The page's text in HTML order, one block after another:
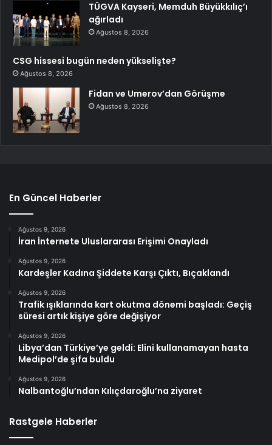
TÜGVA Kayseri, Memduh Büyükkılıç’ı
ağırladı
Ağustos 8, 2026
CSG hissesi bugün neden yükselişte?
Ağustos 8, 2026
Fidan ve Umerov’dan Görüşme
Ağustos 8, 2026
En Güncel Haberler
Ağustos 9, 2026
İran İnternete Uluslararası Erişimi Onayladı
Ağustos 9, 2026
Kardeşler Kadına Şiddete Karşı Çıktı, Bıçaklandı
Ağustos 9, 2026
Trafik ışıklarında kart okutma dönemi başladı: Geçiş
süresi artık kişiye göre değişiyor
Ağustos 9, 2026
Libya’dan Türkiye’ye geldi: Elini kullanamayan hasta
Medipol’de şifa buldu
Ağustos 9, 2026
Nalbantoğlu’ndan Kılıçdaroğlu’na ziyaret
Rastgele Haberler